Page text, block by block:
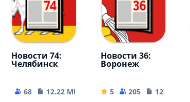
Новости 74:
Челябинск
68
12.22 MB
Новости 36:
Воронеж
5 205
12.22 MB